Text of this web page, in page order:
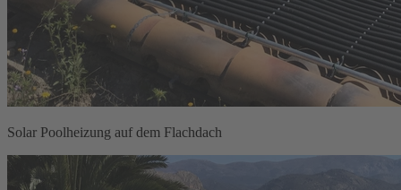
Solar Poolheizung auf dem Flachdach